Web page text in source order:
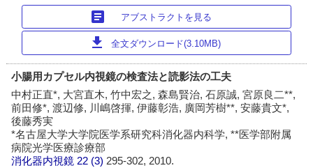
article アブストラクトを見る
download 全文ダウンロード(3.10MB)
小腸用カプセル内視鏡の検査法と読影法の工夫
中村正直*, 大宮直木, 竹中宏之, 森島賢治, 石原誠, 宮原良二**,
前田修*, 渡辺修, 川嶋啓揮, 伊藤彰浩, 廣岡芳樹**, 安藤貴文*,
後藤秀実
*名古屋大学大学院医学系研究科消化器内科学, **医学部附属
病院光学医療診療部
消化器内視鏡 22 (3) 295-302, 2010.